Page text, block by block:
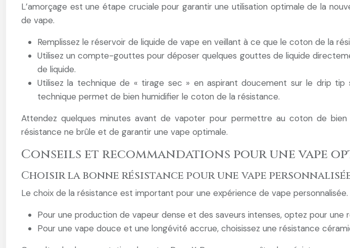
L’amorçage est une étape cruciale pour garantir une utilisation optimale de la
de vape.
Remplissez le réservoir de liquide de vape en veillant à ce que le coton de la
Utilisez un compte-gouttes pour déposer quelques gouttes de liquide
de liquide.
Utilisez la technique de « tirage sec » en aspirant doucement sur le drip
technique permet de bien humidifier le coton de la résistance.
Attendez quelques minutes avant de vapoter pour permettre au coton de
résistance ne brûle et de garantir une vape optimale.
Conseils et recommandations pour une vape
Choisir la bonne résistance pour une vape
Le choix de la résistance est important pour une expérience de vape personnalisée.
Pour une production de vapeur dense et des saveurs intenses, optez pour une
Pour une vape douce et une longévité accrue, choisissez une résistance